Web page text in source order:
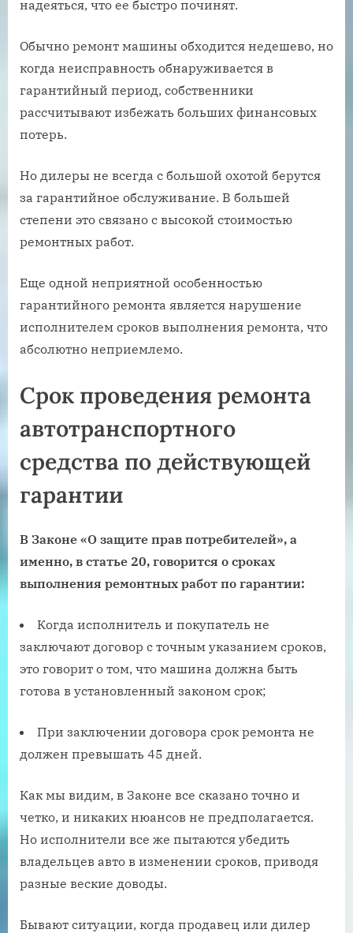
надеяться, что ее быстро починят.
Обычно ремонт машины обходится недешево, но
когда неисправность обнаруживается в
гарантийный период, собственники
рассчитывают избежать больших финансовых
потерь.
Но дилеры не всегда с большой охотой берутся
за гарантийное обслуживание. В большей
степени это связано с высокой стоимостью
ремонтных работ.
Еще одной неприятной особенностью
гарантийного ремонта является нарушение
исполнителем сроков выполнения ремонта, что
абсолютно неприемлемо.
Срок проведения ремонта
автотранспортного
средства по действующей
гарантии
В Законе «О защите прав потребителей», а
именно, в статье 20, говорится о сроках
выполнения ремонтных работ по гарантии:
Когда исполнитель и покупатель не
заключают договор с точным указанием сроков,
это говорит о том, что машина должна быть
готова в установленный законом срок;
При заключении договора срок ремонта не
должен превышать 45 дней.
Как мы видим, в Законе все сказано точно и
четко, и никаких нюансов не предполагается.
Но исполнители все же пытаются убедить
владельцев авто в изменении сроков, приводя
разные веские доводы.
Бывают ситуации, когда продавец или дилер